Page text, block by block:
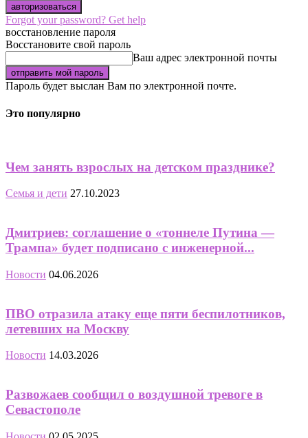
Forgot your password? Get help
восстановление пароля
Восстановите свой пароль
Ваш адрес электронной почты
Пароль будет выслан Вам по электронной почте.
Это популярно
Чем занять взрослых на детском празднике?
Семья и дети 27.10.2023
Дмитриев: соглашение о «тоннеле Путина —
Трампа» будет подписано с инженерной...
Новости 04.06.2026
ПВО отразила атаку еще пяти беспилотников,
летевших на Москву
Новости 14.03.2026
Развожаев сообщил о воздушной тревоге в
Севастополе